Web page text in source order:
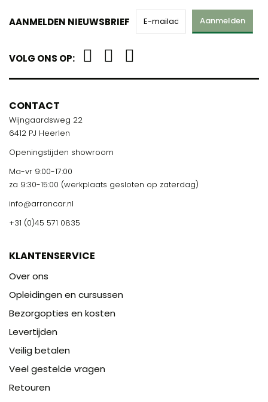
AANMELDEN NIEUWSBRIEF Aanmelden
VOLG ONS OP:
CONTACT
Wijngaardsweg 22
6412 PJ Heerlen
Openingstijden showroom
Ma-vr 9:00-17:00
za 9:30-15:00 (werkplaats gesloten op zaterdag)
info@arrancar.nl
+31 (0)45 571 0835
KLANTENSERVICE
Over ons
Opleidingen en cursussen
Bezorgopties en kosten
Levertijden
Veilig betalen
Veel gestelde vragen
Retouren